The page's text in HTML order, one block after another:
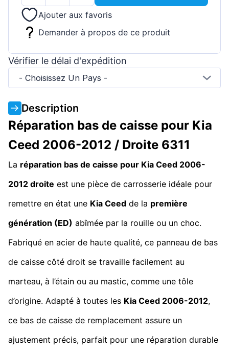
Ajouter aux favoris
Demander à propos de ce produit
Vérifier le délai d'expédition
- Choisissez Un Pays -
Description
Réparation bas de caisse pour Kia
Ceed 2006-2012 / Droite 6311
La réparation bas de caisse pour Kia Ceed 2006-
2012 droite est une pièce de carrosserie idéale pour
remettre en état une Kia Ceed de la première
génération (ED) abîmée par la rouille ou un choc.
Fabriqué en acier de haute qualité, ce panneau de bas
de caisse côté droit se travaille facilement au
marteau, à l’étain ou au mastic, comme une tôle
d’origine. Adapté à toutes les Kia Ceed 2006-2012,
ce bas de caisse de remplacement assure un
ajustement précis, parfait pour une réparation durable